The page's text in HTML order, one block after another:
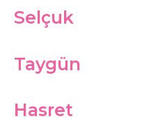
Selçuk
Taygün
Hasret